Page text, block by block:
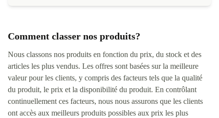
Comment classer nos produits?
Nous classons nos produits en fonction du prix, du stock et des
articles les plus vendus. Les offres sont basées sur la meilleure
valeur pour les clients, y compris des facteurs tels que la qualité
du produit, le prix et la disponibilité du produit. En contrôlant
continuellement ces facteurs, nous nous assurons que les clients
ont accès aux meilleurs produits possibles aux prix les plus